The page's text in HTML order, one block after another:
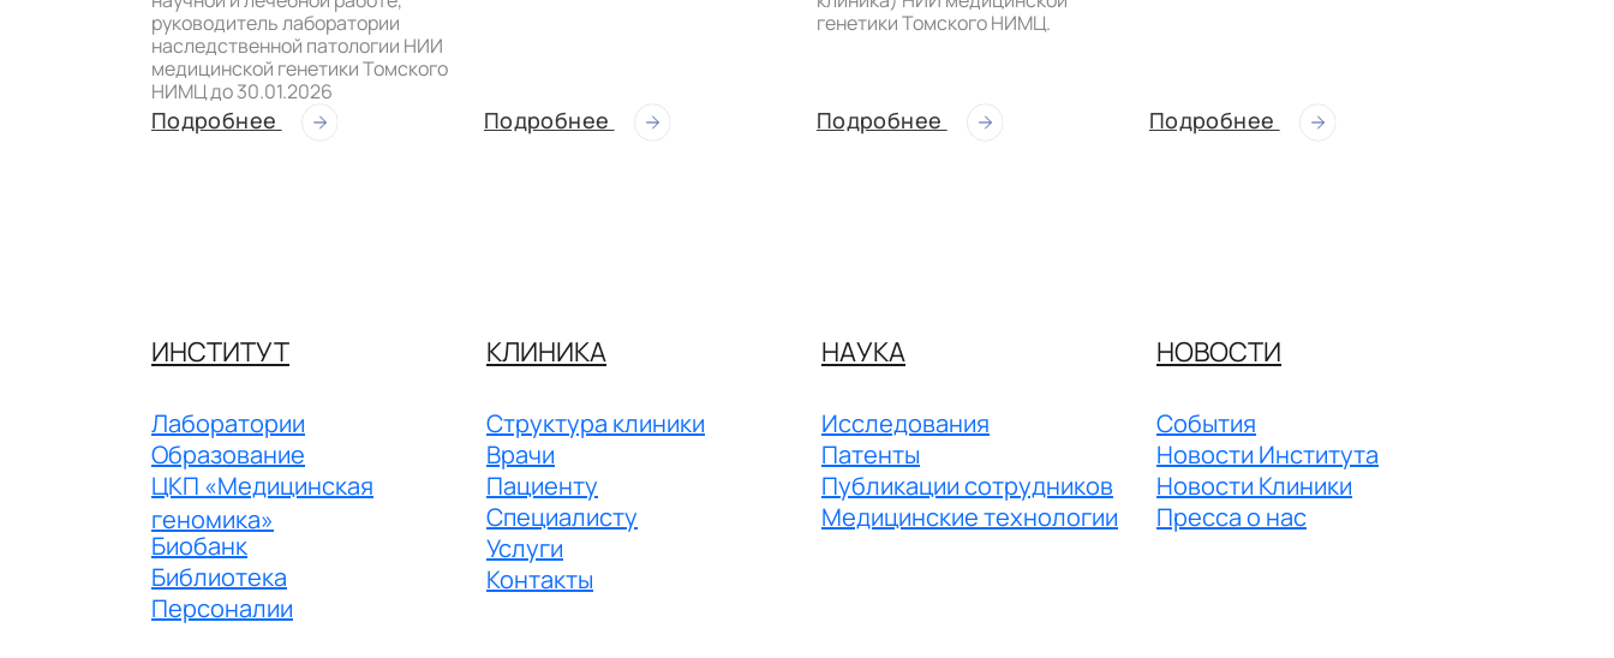
руководитель лаборатории
наследственной патологии НИИ
медицинской генетики Томского
НИМЦ до 30.01.2026
Подробнее Подробнее
генетики Томского НИМЦ.
Подробнее Подробнее
ИНСТИТУТ
Лаборатории
Образование
ЦКП «Медицинская
геномика»
Биобанк
Библиотека
Персоналии
КЛИНИКА
Структура клиники
Врачи
Пациенту
Специалисту
Услуги
Контакты
НАУКА
Исследования
Патенты
Публикации сотрудников
Медицинские технологии
НОВОСТИ
События
Новости Института
Новости Клиники
Пресса о нас